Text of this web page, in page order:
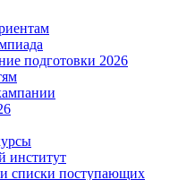
подготовки 2026
институт
списки поступающих